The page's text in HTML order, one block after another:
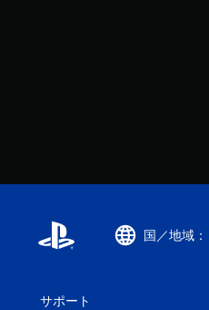
国／地域
サポート